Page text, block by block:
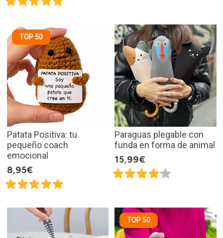
TOP 50
Patata Positiva: tu
pequeño coach
emocional
8,95€
Paraguas plegable con
funda en forma de animal
15,99€
TOP 50